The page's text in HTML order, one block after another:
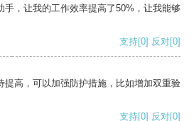
手，让我的工作效率提高了50%，让我能够
支持[0] 反对[0]
提高，可以加强防护措施，比如增加双重验
支持[0] 反对[0]